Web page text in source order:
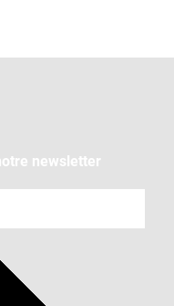
newsletter